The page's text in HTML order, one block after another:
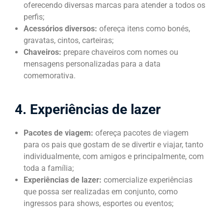
oferecendo diversas marcas para atender a todos os
perfis;
Acessórios diversos: ofereça itens como bonés,
gravatas, cintos, carteiras;
Chaveiros: prepare chaveiros com nomes ou
mensagens personalizadas para a data
comemorativa.
4. Experiências de lazer
Pacotes de viagem: ofereça pacotes de viagem
para os pais que gostam de se divertir e viajar, tanto
individualmente, com amigos e principalmente, com
toda a família;
Experiências de lazer: comercialize experiências
que possa ser realizadas em conjunto, como
ingressos para shows, esportes ou eventos;